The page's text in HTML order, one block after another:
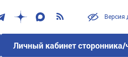
Версия
Личный кабинет сторонника/